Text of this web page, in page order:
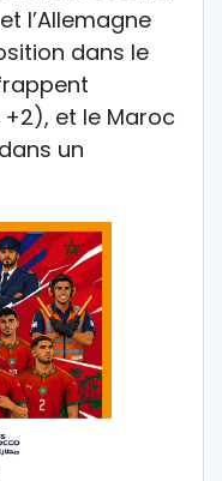
l’Allemagne
dans le
+2), et le Maroc
un